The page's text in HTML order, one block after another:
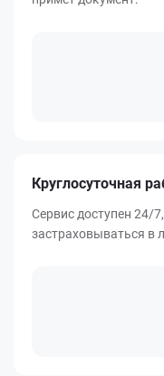
Круглосуточная
Сервис доступен 24/
застраховываться в